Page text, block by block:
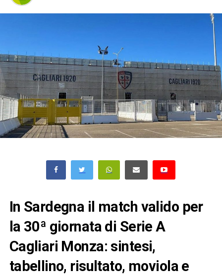
In Sardegna il match valido per
la 30ª giornata di Serie A
Cagliari Monza: sintesi,
tabellino, risultato, moviola e